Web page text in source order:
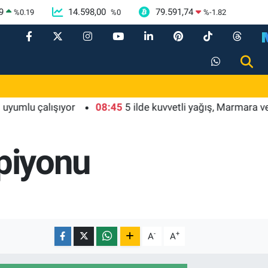
%0.19 14.598,00 %0 79.591,74 %-1.82
08:45 5 ilde kuvvetli yağış, Marmara ve
A- A+